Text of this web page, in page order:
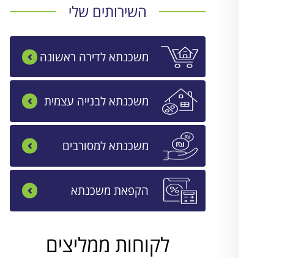
השירותים שלי
משכנתא לדירה ראשונה
משכנתא לבנייה עצמית
משכנתא למסורבים
הקפאת משכנתא
לקוחות ממליצים